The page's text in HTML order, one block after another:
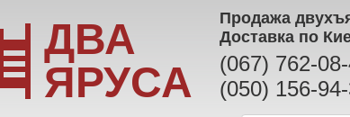
ДВА
ЯРУСА
Продажа
Доставка по
(067) 762-
(050) 156-